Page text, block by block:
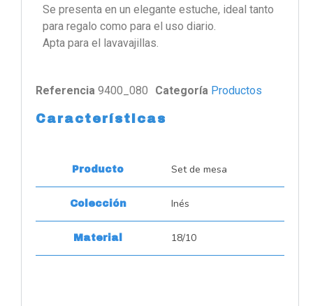
Se presenta en un elegante estuche, ideal tanto
para regalo como para el uso diario.
Apta para el lavavajillas.
Referencia 9400_080 Categoría Productos
Características
Producto Set de mesa
Colección Inés
Material 18/10